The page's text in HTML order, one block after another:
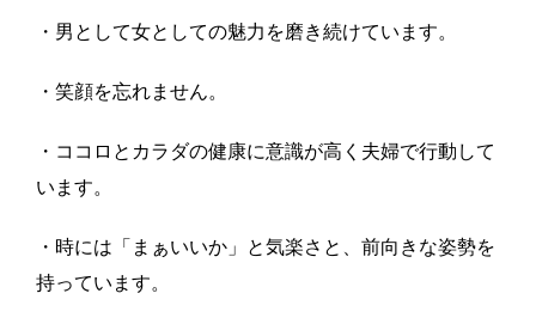
・男として女としての魅力を磨き続けています。
・笑顔を忘れません。
・ココロとカラダの健康に意識が高く夫婦で行動して
います。
・時には「まぁいいか」と気楽さと、前向きな姿勢を
持っています。